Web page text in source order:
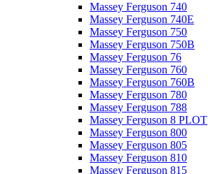
Massey Ferguson 740
Massey Ferguson 740E
Massey Ferguson 750
Massey Ferguson 750B
Massey Ferguson 76
Massey Ferguson 760
Massey Ferguson 760B
Massey Ferguson 780
Massey Ferguson 788
Massey Ferguson 8 PLOT
Massey Ferguson 800
Massey Ferguson 805
Massey Ferguson 810
Massey Ferguson 815